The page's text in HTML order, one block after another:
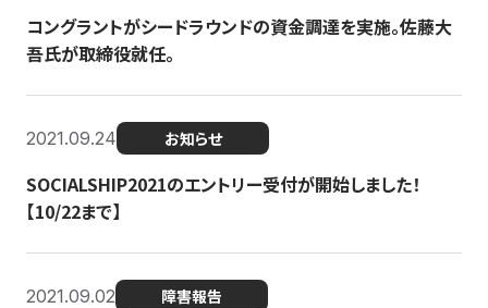
コングラントがシードラウンドの資金調達を実施。佐藤大
吾氏が取締役就任。
2021.09.24 お知らせ
SOCIALSHIP2021のエントリー受付が開始しました！
【10/22まで】
2021.09.02 障害報告